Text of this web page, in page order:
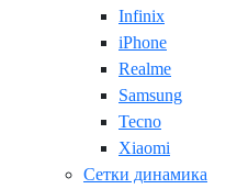
Infinix
iPhone
Realme
Samsung
Tecno
Xiaomi
Сетки динамика